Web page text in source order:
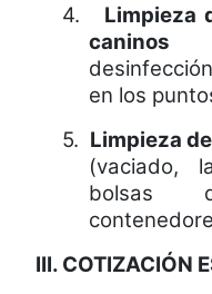
4.
Limpieza
caninos
en los
5. Limpieza
(vaciado,
bolsas
III. COTIZACIÓN